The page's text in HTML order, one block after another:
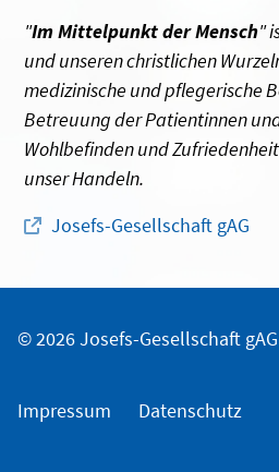
"Im Mittelpunkt der Mensch"
und unseren christlichen
medizinische und pflegerische
Betreuung der Patientinnen
Wohlbefinden und
unser Handeln.
Josefs-Gesellschaft gAG
Impressum Datenschutz
© 2026 Josefs-Gesellschaft gAG